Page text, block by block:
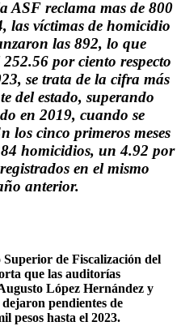
ASF reclama mas de 800
las víctimas de homicidio
las 892, lo que
por ciento respecto
se trata de la cifra más
del estado, superando
en 2019, cuando se
los cinco primeros meses
homicidios, un 4.92 por
en el mismo
anterior.
de Fiscalización del
que las auditorías
López Hernández y
pendientes de
pesos hasta el 2023.